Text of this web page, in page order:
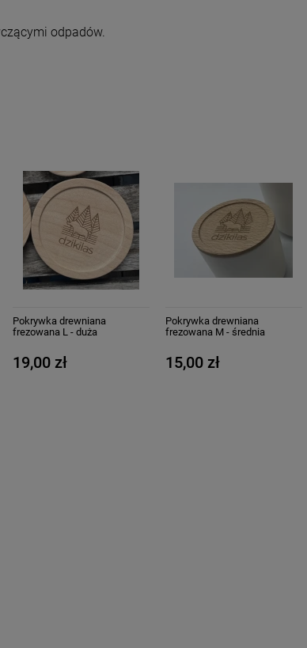
odpadów.
Pokrywka drewniana
frezowana L - duża
19,00 zł
Pokrywka drewniana
frezowana M - średnia
15,00 zł